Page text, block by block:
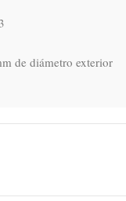
de diámetro exterior